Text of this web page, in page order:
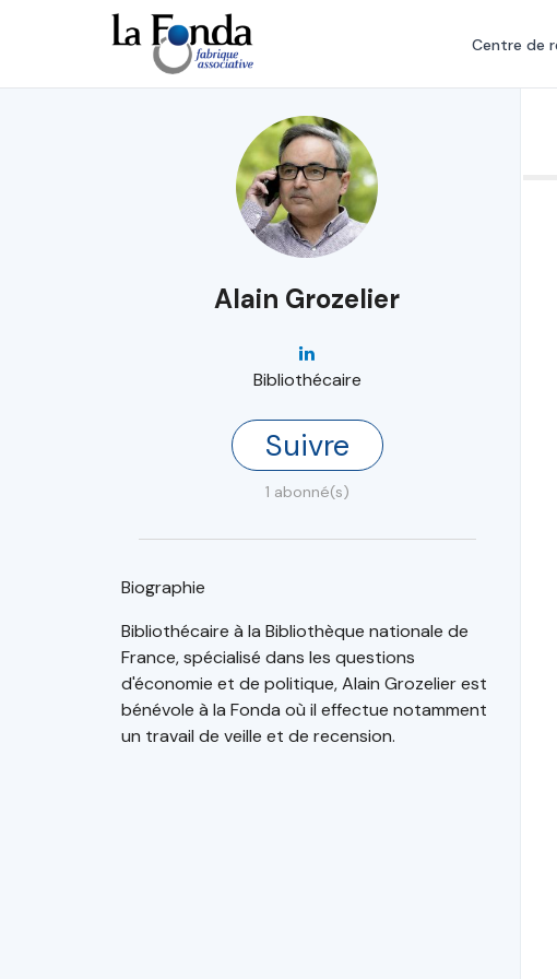
principal
Centre de
Alain Grozelier
Bibliothécaire
Suivre
1 abonné(s)
Biographie
Bibliothécaire à la Bibliothèque nationale de
France, spécialisé dans les questions
d'économie et de politique, Alain Grozelier est
bénévole à la Fonda où il effectue notamment
un travail de veille et de recension.